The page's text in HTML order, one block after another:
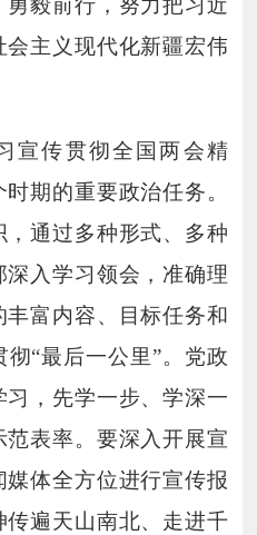
毅前行，努力把习近
主义现代化新疆宏伟
宣传贯彻全国两会精
期的重要政治任务。
通过多种形式、多种
入学习领会，准确理
富内容、目标任务和
彻“最后一公里”。党政
，先学一步、学深一
表率。要深入开展宣
体全方位进行宣传报
遍天山南北、走进千